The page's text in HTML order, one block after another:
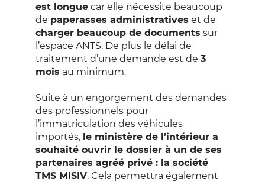
est longue car elle nécessite beaucoup
de paperasses administratives et de
charger beaucoup de documents sur
l’espace ANTS. De plus le délai de
traitement d’une demande est de 3
mois au minimum.
Suite à un engorgement des demandes
des professionnels pour
l’immatriculation des véhicules
importés, le ministère de l’intérieur a
souhaité ouvrir le dossier à un de ses
partenaires agréé privé : la société
TMS MISIV. Cela permettra également